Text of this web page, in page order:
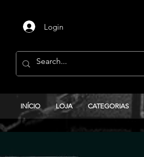
Login
INÍCIO LOJA CATEGORIAS